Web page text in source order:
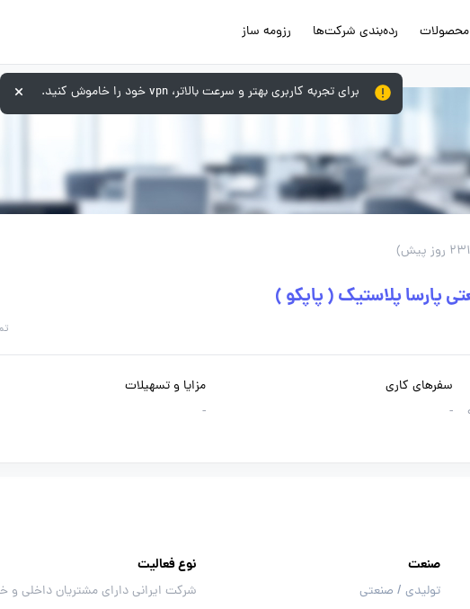
محصولات رده‌بندی شرکت‌ها رزومه ساز
پارسا پلاستیک ( پاپکو )
سفرهای کاری
-
مزایا و تسهیلات
-
صنعت
تولیدی / صنعتی
نوع فعالیت
شرکت ایرانی دارای مشتریان داخلی و
برای تجربه کاربری بهتر و سرعت بالاتر، vpn خود را خاموش کنید.